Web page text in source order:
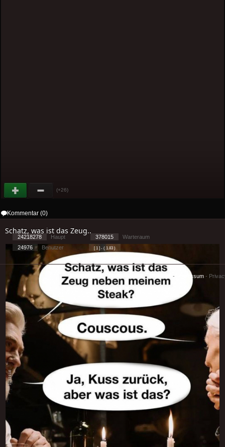
(+26)
Kommentar (0)
Schatz, was ist das Zeug..
24218278 Haupt 378015
Warteraum
24976
Benutzer [ 1 ] - ( 1.83 )
- Impressum -